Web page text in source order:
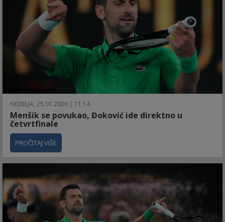
NEDELJA, 25.01.2026 | 11:14
Menšik se povukao, Đoković ide direktno u
četvrtfinale
PROČITAJ VIŠE